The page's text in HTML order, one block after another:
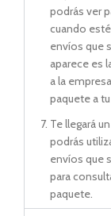
podrás ver
cuando
envíos que
aparece es
a la
paquete a
Te llegará
podrás
envíos que
para
paquete.